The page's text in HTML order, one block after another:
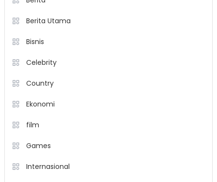
Berita Utama
Bisnis
Celebrity
Country
Ekonomi
film
Games
Internasional